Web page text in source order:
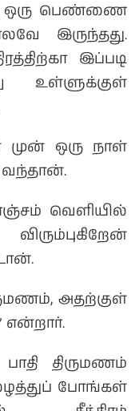
ஒரு பெண்ணை
இருந்தது.
இப்படி
உள்ளுக்குள்
முன் ஒரு நாள்
வந்தான்.
வெளியில்
அதற்குள்
பாதி திருமணம்
போங்கள்